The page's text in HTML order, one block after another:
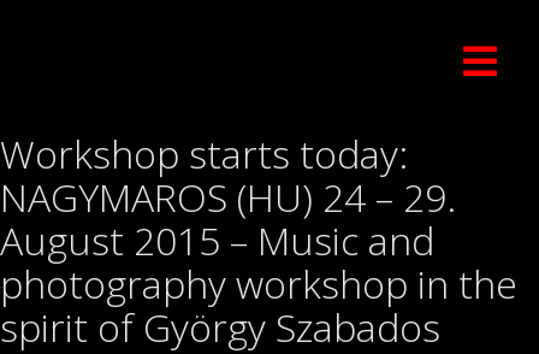
Workshop starts today:
NAGYMAROS (HU) 24 – 29.
August 2015 – Music and
photography workshop in the
spirit of György Szabados